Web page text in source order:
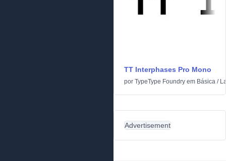
TT Interphases Pro Mono
por TypeType Foundry em Básica /
Advertisement